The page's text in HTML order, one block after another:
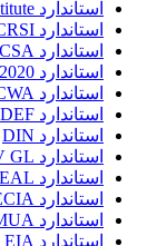
استاندارد Construction Industry Institute
استاندارد CRSI
استاندارد CSA
استاندارد CSA 2020
استاندارد CWA
استاندارد DEF
استاندارد DIN
استاندارد DNV GL
استاندارد EAL
استاندارد ECIA
استاندارد EEMUA
استاندارد EIA